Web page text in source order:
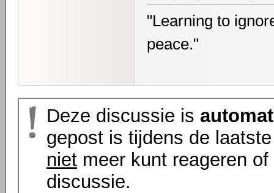
"Learning to
peace."
Deze discussie is
gepost is tijdens de
niet meer kunt reageren
discussie.